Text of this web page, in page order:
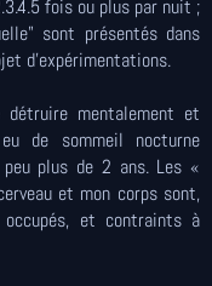
fois ou plus par nuit ;
sont présentés dans
d'expérimentations.
mentalement et
de sommeil nocturne
plus de 2 ans. Les «
et mon corps sont,
occupés, et contraints à